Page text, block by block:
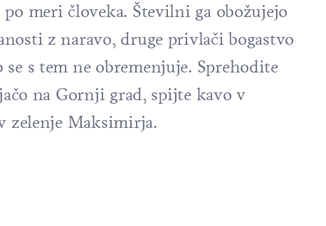
meri človeka. Številni ga obožujejo
z naravo, druge privlači bogastvo
s tem ne obremenjuje. Sprehodite
na Gornji grad, spijte kavo v
zelenje Maksimirja.